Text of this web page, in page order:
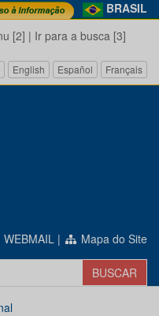
BRASIL
[2] | Ir para a busca [3]
English Español Français
WEBMAIL | Mapa do Site